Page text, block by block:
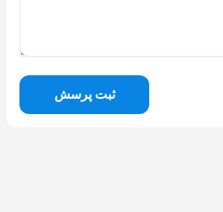
ثبت پرسش